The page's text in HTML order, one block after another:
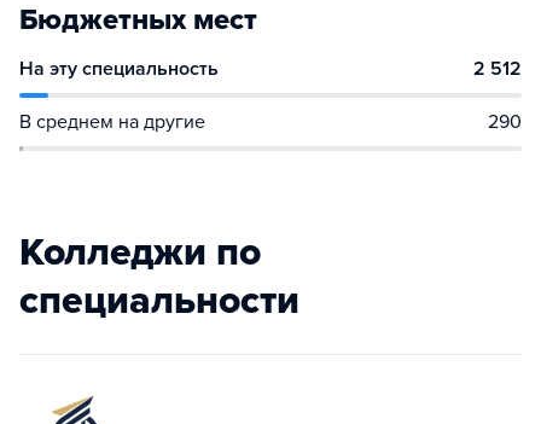
Бюджетных мест
На эту специальность 2 512
В среднем на другие 290
Колледжи по
специальности